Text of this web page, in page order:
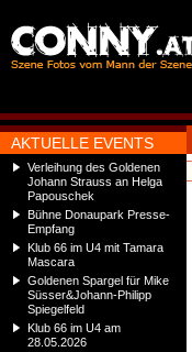
AKTUELLE EVENTS
Verleihung des Goldenen
Johann Strauss an Helga
Papouschek
Bühne Donaupark Presse-
Empfang
Klub 66 im U4 mit Tamara
Mascara
Goldenen Spargel für Mike
Süsser&Johann-Philipp
Spiegelfeld
Klub 66 im U4 am
28.05.2026